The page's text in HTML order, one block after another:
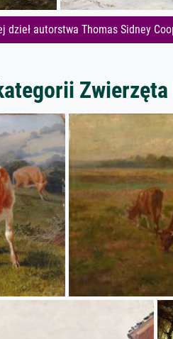
dzieł autorstwa Thomas Sidney